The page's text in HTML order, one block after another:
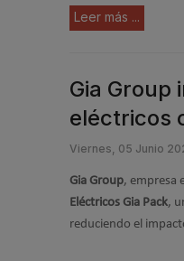
Leer más ...
Gia Group
eléctricos
Viernes, 05 Junio
Gia Group, empresa
Eléctricos Gia Pack,
reduciendo el